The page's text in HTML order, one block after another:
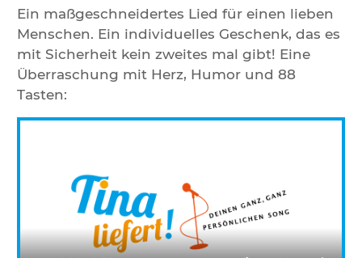
Ein maßgeschneidertes Lied für einen lieben
Menschen. Ein individuelles Geschenk, das es
mit Sicherheit kein zweites mal gibt! Eine
Überraschung mit Herz, Humor und 88
Tasten: